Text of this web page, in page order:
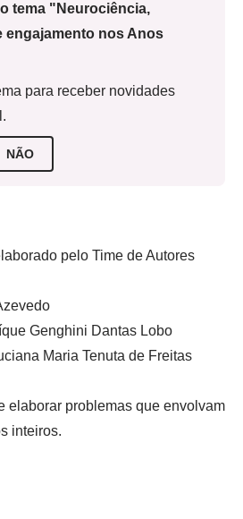
tema "Neurociência,
engajamento nos Anos
para receber novidades
NÃO
pelo Time de Autores
Genghini Dantas Lobo
Maria Tenuta de Freitas
elaborar problemas que envolvam
inteiros.